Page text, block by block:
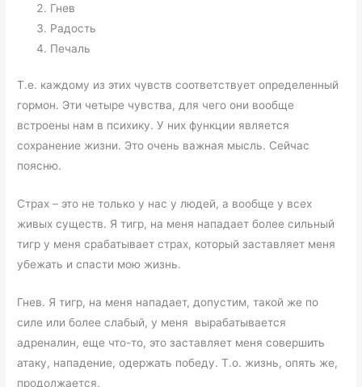
Гнев
Радость
Печаль
Т.е. каждому из этих чувств соответствует определенный
гормон. Эти четыре чувства, для чего они вообще
встроены нам в психику. У них функции является
сохранение жизни. Это очень важная мысль. Сейчас
поясню.
Страх – это не только у нас у людей, а вообще у всех
живых существ. Я тигр, на меня нападает более сильный
тигр у меня срабатывает страх, который заставляет меня
убежать и спасти мою жизнь.
Гнев. Я тигр, на меня нападает, допустим, такой же по
силе или более слабый, у меня вырабатывается
адреналин, еще что-то, это заставляет меня совершить
атаку, нападение, одержать победу. Т.о. жизнь, опять же,
продолжается.